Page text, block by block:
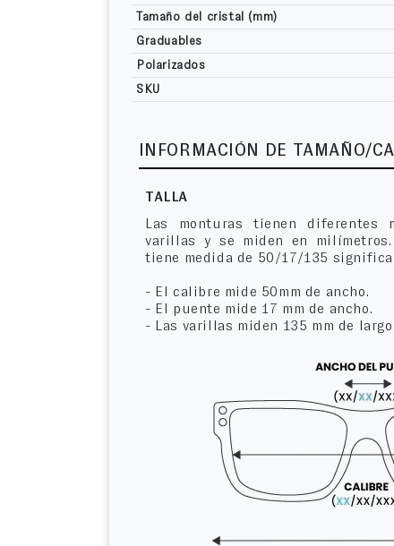
Tamaño del cristal (mm)
Graduables
Polarizados
SKU
INFORMACIÓN DE TAMAÑO/
TALLA
Las monturas tienen diferentes
varillas y se miden en
tiene medida de 50/17/135 significa
- El calibre mide 50mm de ancho.
- El puente mide 17 mm de ancho.
- Las varillas miden 135 mm de largo.